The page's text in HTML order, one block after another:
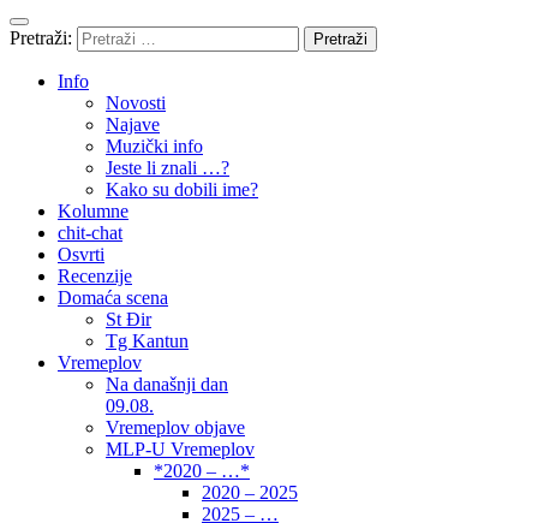
1960 – 1970
1950 – 1960
Autori
Pretraži:
Info
Novosti
Najave
Muzički info
Jeste li znali …?
Kako su dobili ime?
Kolumne
chit-chat
Osvrti
Recenzije
Domaća scena
St Đir
Tg Kantun
Vremeplov
Na današnji dan
09.08.
Vremeplov objave
MLP-U Vremeplov
*2020 – …*
2020 – 2025
2025 – …